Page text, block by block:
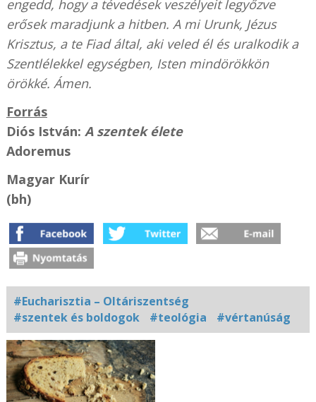
engedd, hogy a tévedések veszélyeit legyőzve
erősek maradjunk a hitben. A mi Urunk, Jézus
Krisztus, a te Fiad által, aki veled él és uralkodik a
Szentlélekkel egységben, Isten mindörökkön
örökké. Ámen.
Forrás
Diós István: A szentek élete
Adoremus
Magyar Kurír
(bh)
#Eucharisztia – Oltáriszentség
#szentek és boldogok
#teológia #vértanúság
Kapcsolódó
fotógaléria